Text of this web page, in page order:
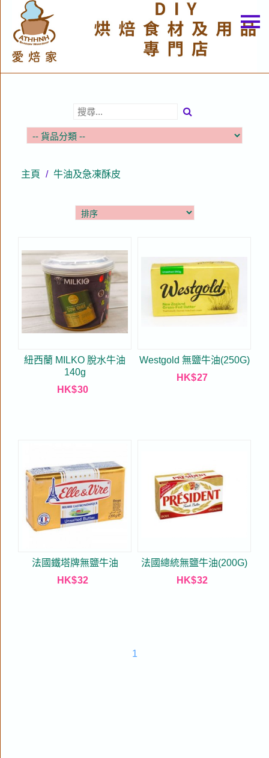
主頁
關於我們
商店資訊
語言
主頁 / 牛油及急凍酥皮
紐西蘭 MILKO 脫水牛油
140g
HK$30
Westgold 無鹽牛油(250G)
HK$27
法國鐵塔牌無鹽牛油
HK$32
法國總統無鹽牛油(200G)
HK$32
1